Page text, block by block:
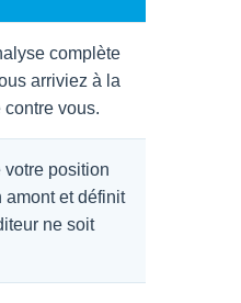
complète
arriviez à la
vous.
position
amont et définit
ne soit